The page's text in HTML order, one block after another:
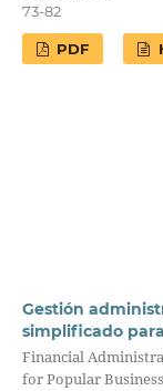
73-82
PDF
Gestión
simplificado
Financial
for Popular